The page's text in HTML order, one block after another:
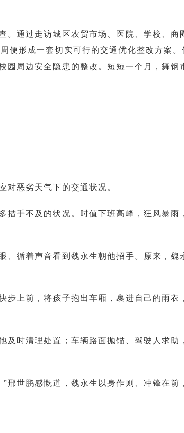
。通过走访城区农贸市场、医院、学校、商
便形成一套切实可行的交通优化整改方案。
园周边安全隐患的整改。短短一个月，舞钢
对恶劣天气下的交通状况。
手不及的状况。时值下班高峰，狂风暴雨
、循着声音看到魏永生朝他招手。原来，魏
上前，将孩子抱出车厢，裹进自己的雨衣
及时清理处置；车辆路面抛锚、驾驶人求助
邢世鹏感慨道，魏永生以身作则、冲锋在前